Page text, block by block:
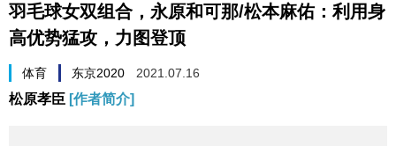
生活与旅游
深度报道
羽毛球女双组合，永原和可那/松本麻佑：利用身
高优势猛攻，力图登顶
体育 东京2020 2021.07.16
松原孝臣 [作者简介]